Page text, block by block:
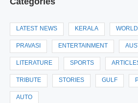
Categories
LATEST NEWS KERALA WORLD
PRAVASI ENTERTAINMENT
LITERATURE SPORTS
TRIBUTE STORIES GULF
AUTO